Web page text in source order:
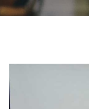
الطلاب